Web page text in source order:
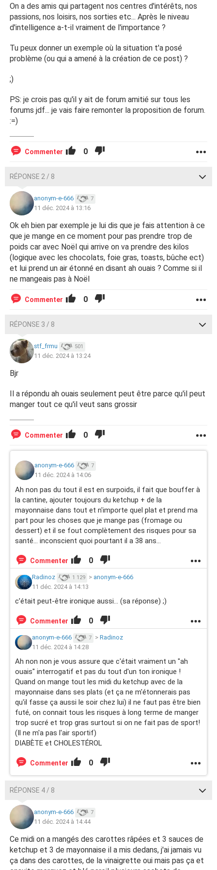
On a des amis qui partagent nos centres d'intérêts, nos
passions, nos loisirs, nos sorties etc... Après le niveau
d'intelligence a-t-il vraiment de l'importance ?
Tu peux donner un exemple où la situation t'a posé
problème (ou qui a amené à la création de ce post) ?
;)
PS: je crois pas qu'il y ait de forum amitié sur tous les
forums jdf... je vais faire remonter la proposition de forum.
:=)
Commenter 0
RÉPONSE 2 / 8
anonym-e-666 7
11 déc. 2024 à 13:16
Ok eh bien par exemple je lui dis que je fais attention à ce
que je mange en ce moment pour pas prendre trop de
poids car avec Noël qui arrive on va prendre des kilos
(logique avec les chocolats, foie gras, toasts, bûche ect)
et lui prend un air étonné en disant ah ouais ? Comme si il
ne mangeais pas à Noël
Commenter 0
RÉPONSE 3 / 8
stf_frmu 501
11 déc. 2024 à 13:24
Bjr
Il a répondu ah ouais seulement peut être parce qu'il peut
manger tout ce qu'il veut sans grossir
Commenter 0
anonym-e-666 7
11 déc. 2024 à 14:06
Ah non pas du tout il est en surpoids, il fait que bouffer à
la cantine, ajouter toujours du ketchup + de la
mayonnaise dans tout et n'importe quel plat et prend ma
part pour les choses que je mange pas (fromage ou
dessert) et il se fout complètement des risques pour sa
santé... inconscient quoi pourtant il a 38 ans...
Commenter 0
Radinoz 1 129 > anonym-e-666
11 déc. 2024 à 14:13
c’était peut-être ironique aussi… (sa réponse) ;)
Commenter 0
anonym-e-666 7 > Radinoz
11 déc. 2024 à 14:28
Ah non non je vous assure que c'était vraiment un "ah
ouais" interrogatif et pas du tout d'un ton ironique !
Quand on mange tout les midi du ketchup avec de la
mayonnaise dans ses plats (et ça ne m'étonnerais pas
qu'il fasse ça aussi le soir chez lui) il ne faut pas être bien
futé, on connait tous les risques à long terme de manger
trop sucré et trop gras surtout si on ne fait pas de sport!
(Il ne m'a pas l'air sportif)
DIABÈTE et CHOLESTÉROL
Commenter 0
RÉPONSE 4 / 8
anonym-e-666 7
11 déc. 2024 à 14:44
Ce midi on a mangés des carottes râpées et 3 sauces de
ketchup et 3 de mayonnaise il a mis dedans, j'ai jamais vu
ça dans des carottes, de la vinaigrette oui mais pas ça et